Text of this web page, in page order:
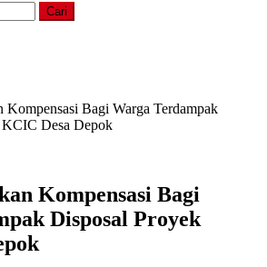
Bagi Warga Terdampak
Desa Depok
Kompensasi Bagi
Disposal Proyek